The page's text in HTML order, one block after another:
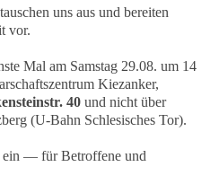
uns aus und bereiten
vor.
Mal am Samstag 29.08. um 14
Kiezanker,
40 und nicht über
(U-Bahn Schlesisches Tor).
ein — für Betroffene und